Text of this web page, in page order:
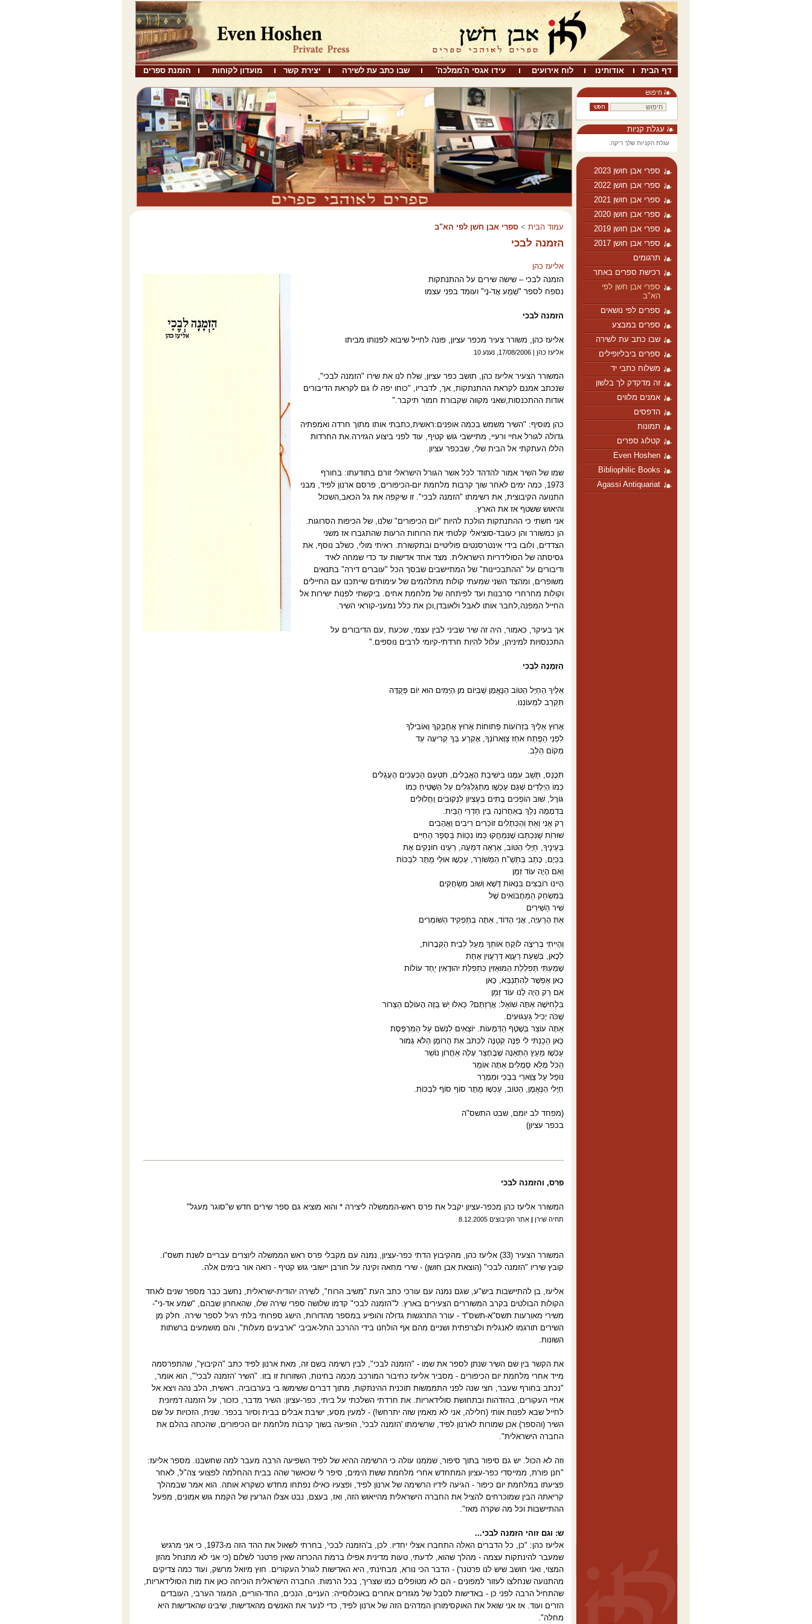
דף הבית אודותינו לוח אירועים עידו אגסי ה'ממלכה' שבו כתב עת לשירה יצירת קשר מועדון לקוחות הזמנת ספרים
עגלת קניות
עגלת הקניות שלך ריקה.
ספרי אבן חושן 2023
ספרי אבן חושן 2022
ספרי אבן חושן 2021
ספרי אבן חושן 2020
ספרי אבן חושן 2019
ספרי אבן חושן 2017
תרגומים
רכישת ספרים באתר
ספרי אבן חֹשן לפי
הא"ב
ספרים לפי נושאים
ספרים במבצע
שבו כתב עת לשירה
ספרים ביבליופילים
משלוח כתבי יד
זה מדקדק לך בלשון
אמנים מלווים
הדפסים
תמונות
קטלוג ספרים
Even Hoshen
Bibliophilic Books
Agassi Antiquariat
עמוד הבית > ספרי אבן חֹשן לפי הא"ב
הזמנה לבכי
אליעז כהן
הזמנה לבכי – שישה שירים על ההתנתקות
נספח לספר "שְׁמַע אֲדֹ-נָי" ועומד בפני עצמו
הזמנה לבכי
אליעז כהן, משורר צעיר מכפר עציון, פונה לחייל שיבוא לפנותו מביתו
אליעז כהן | 17/08/2006 , נענע 10
המשורר הצעיר אליעז כהן, תושב כפר עציון, שלח לנו את שירו "הזמנה לבכי",
שנכתב אמנם לקראת ההתנתקות, אך, לדבריו, "כוחו יפה לו גם לקראת הדיבורים
אודות ההתכנסות,שאני מקווה שקבורת חמור תיקבר".
כהן מוסיף: "השיר משמש בכמה אופנים:ראשית,כתבתי אותו מתוך חרדה ואמפתיה
גדולה לגורל אחיי ורעיי, מתיישבי גוש קטיף, עוד לפני ביצוע הגזירה.את החרדות
הללו העתקתי אל הבית שלי, שבכפר עציון.
שמו של השיר אמור להדהד לכל אשר הגורל הישראלי זורם בתודעתו: בחורף
1973, כמה ימים לאחר שוך קרבות מלחמת יום-הכיפורים, פרסם ארנון לפיד, מבני
התנועה הקיבוצית, את רשימתו "הזמנה לבכי". זו שיקפה את גל הכאב,השכול
והיאוש ששטף אז את הארץ.
אני חשתי כי ההתנתקות הולכת להיות "יום הכיפורים" שלנו, של הכיפות הסרוגות.
הן כמשורר והן כעובד-סוציאלי קלטתי את הרוחות הרעות שהתגברו אז משני
הצדדים, ולובו בידי אינטרסנטים פוליטיים ובתקשורת. ראיתי מולי, כשלב נוסף, את
גסיסתה של הסולידריות הישראלית. מצד אחד אדישות עד כדי שמחה לאיד
ודיבורים על "ההתבכיינות" של המתיישבים שבסך הכל "עוברים דירה" בתנאים
משופרים, ומהצד השני שמעתי קולות מתלהמים של עימותים שייתכנו עם החיילים
וקולות מחרחרי סרבנות ועד לפיתחה של מלחמת אחים. ביקשתי לפנות ישירות אל
החייל המפנה,לחבר אותו לאבל ולאובדן,וכן את כלל נמעני-קוראי השיר.
אך בעיקר, כאמור, היה זה שיר שביני לבין עצמי, שכעת ,עם הדיבורים על
התכנסויות למיניהן, עלול להיות חרדתי-קיומי לרבים נוספים".
הַזְמָנָה לְבֶכִי
אֵלֶיךָ הַחַיָּל הַטּוֹב הַנֶּאֱמָן שֶׁבְּיוֹם מִן הַיָּמִים הוּא יוֹם פְּקֻדָּה
תִּקְרַב לִמְעוֹנֵנוּ.
אָרוּץ אֵלֶיךָ בִּזְרוֹעוֹת פְּתוּחוֹת אָרוּץ אֲחַבֶּקְךָ וְאוֹבִילְךָ
לִפְנֵי הַפֶּתַח אֹחַז צַוְּארוֹנְךָ, אֶקְרַע בְּךָ קְרִיעָה עַד
מְקוֹם הַלֵּב.
תִּכָּנֵס, תֵּשֵׁב עִמָּנוּ בִּישִׁיבַת הָאֲבֵלִים, תִּטְעַם הַכְּעָכִים הָעֲגֻלִּים
כְּמוֹ הַיְלָדִים שֶׁגַּם עַכְשָׁו מִתְגַּלְגְּלִים עַל הַשָּׁטִיחַ כְּמוֹ
גּוֹרָל, שׁוּב הוֹפְכִים בָּתִּים בְּעֶצְיוֹן לִנְקוּבִים וַחֲלוּלִים
בִּדְמָמָה נֵלֵךְ בָּאַחֲרוֹנָה בֵּין חַדְרֵי הַבַּיִת.
רַק אֲנִי וְאַתְּ וְהַכְּתָלִים זוֹכְרִים רִיבִים וַאֲהָבִים
שׁוּרוֹת שֶׁנִּכְתְּבוּ שֶׁנִּמְחֲקוּ כְּמוֹ נִכְווֹת בְּסֵפֶר הַחַיִּים
בְּעֵינֶיךָ, חַיָּלִי הַטּוֹב, אֶרְאֶה דִּמְעָה, רֵעֵינוּ חוֹנְקִים אֶת
בִּכְיָם, כָּתַב בְּתַשַׁ"ח הַמְשׁוֹרֵר, עַכְשָׁו אוּלַי מֻתָּר לִבְכּוֹת
וְאִם הָיָה עוֹד זְמַן
הָיִינוּ רוֹבְצִים בִּנְאוֹת דֶּשֶׁא וְשׁוּב מְשַׂחֲקִים
בְּמִשְׂחַק הַמַּחֲבוֹאִים שֶׁל
שִׁיר הַשִּׁירִים
אַתְּ הָרַעְיָה, אֲנִי הַדּוֹד, אַתָּה בְּתַפְקִיד הַשּׁוֹמְרִים
וְהָיִיתִי בְּרִיצָה לוֹקֵחַ אוֹתְךָ מֵעַל לְבֵית הַקְּבָרוֹת,
לְכָאן, בִּשְׁעַת רַעֲוָא דְּרַעֲוִין אַחַת
שָׁמַעְתִּי תְּפִלְלַת הַמּוּאַזִּין כִּתְפִלַּת יִהוּדָאִין יַחַד עוֹלוֹת
כָּאן אֶפְשָׁר לְהִתְנַבֵּא, כָּאן
אִם רַק הָיָה לָנוּ עוֹד זְמַן
בִּלְחִישָׁה אַתָּה שׁוֹאֵל: אֲרַזְתֶּם? כְּאִלּוּ יֵשׁ בְּזֶה הָעוֹלָם הַצְּרוֹר
שֶׁכֹּה יָכִיל גַּעְגּוּעִים.
אַתָּה עוֹצֵר בְּשֶׁטֶף הַדְּמָעוֹת. יוֹצְאִים לִנְשֹׁם עַל הַמִּרְפֶּסֶת
כָּאן הֵכַנְתִּי לִי פִּנָּה קְטַנָּה לִכְתֹּב אֶת הָרוֹמָן הַלֹּא גָּמוּר
עַכְשָׁו מֵעֵץ הַתְּאֵנָה שֶׁבֶּחָצֵר עָלֶה אַחֲרוֹן נוֹשֵׁר
הַכֹּל מָלֵא סְמָלִים אַתָּה אוֹמֵר
נוֹפֵל עַל צַוָּארִי בִּבְכִי וּמְמָרֵר
חַיָּלִי הַנֶּאֱמָן, הַטּוֹב, עַכְשָׁו מֻתָּר סוֹף סוֹף לִבְכּוֹת.
)מפחד לב יומם, שבט התשס"ה
בכפר עציון(
פרס, והזמנה לבכי
המשורר אליעז כהן מכפר-עציון יקבל את פרס ראש-הממשלה ליצירה * והוא מוציא גם ספר שירים חדש ש"סוגר מעגל"
תחיה שירן אתר הקיבוצים 8.12.2005
המשורר הצעיר (33)
אליעז כהן, מהקיבוץ הדתי כפר-עציון, נמנה עם מקבלי פרס ראש הממשלה ליוצרים עבריים לשנת תשס"ו.
קובץ שיריו "הזמנה לבכי" (הוצאת אבן חושן) - שירי מחאה וקינה על חורבן יישובי גוש קטיף - רואה אור בימים אלה.
אליעז, בן להתיישבות ביש"ע, שגם נמנה עם עורכי כתב העת "משיב הרוח", לשירה יהודית-ישראלית, נחשב כבר מספר שנים לאחד
הקולות הבולטים בקרב המשוררים הצעירים בארץ. ל"הזמנה לבכי" קדמו שלושה ספרי שירה שלו, שהאחרון שבהם, "שמע אד-ני"-
משירי מאורעות תשס"א-תשס"ד - עורר התרגשות גדולה והופיע במספר מהדורות, הישג ספרותי בלתי רגיל לספר שירה. חלק מן
השירים תורגמו לאנגלית ולצרפתית ושניים מהם אף הולחנו בידי ההרכב התל-אביבי "ארבעים מעלות", והם מושמעים ברשתות
השונות.
את הקשר בין שם השיר שנתן לספר את שמו - "הזמנה לבכי", לבין רשימה בשם זה, מאת ארנון לפיד כתב "הקיבוץ", שהתפרסמה
מייד אחרי מלחמת יום הכיפורים - מסביר אליעז כחיבור המורכב מכמה בחינות, השזורות זו בזו. "השיר 'הזמנה לבכי'", הוא אומר,
"נכתב בחורף שעבר, חצי שנה לפני התממשות תוכנית ההינתקות, מתוך דברים ששימשו בי בערבוביה. ראשית, הלב נהה ויצא אל
אחיי העקורים, בהזדהות ובתחושת סולידאריות. את חרדתי השלכתי על ביתי, כפר-עציון: השיר מדבר, כזכור, על הזמנה דמיונית
לחייל שבא לפנות אותי (חלילה, אני לא מאמין שזה יתרחש!) - למעין מסע, ישיבת אבלים בבית וסיור בכפר. שנית, הזכויות על שם
השיר (והספר) אכן שמורות לארנון לפיד, שרשימתו 'הזמנה לבכי', הופיעה בשוך קרבות מלחמת יום הכיפורים, שהכתה בהלם את
החברה הישראלית".
וזה לא הכול. יש גם סיפור בתוך סיפור, שממנו עולה כי הרשימה ההיא של לפיד השפיעה הרבה מעבר למה שחשבנו. מספר אליעז:
"חנן פורת, ממייסדי כפר-עציון המתחדש אחרי מלחמת ששת הימים, סיפר לי שכאשר שהה בבית ההחלמה לפצועי צה"ל, לאחר
פציעתו במלחמת יום כיפור - הגיעה לידיו הרשימה של ארנון לפיד, ופצעיו כאילו נפתחו מחדש כשקרא אותה. הוא אמר שבמהלך
קריאתה הבין שמוכרחים להציל את החברה הישראלית מהייאוש הזה, ואז, בעצם, נבט אצלו הגרעין של הקמת גוש אמונים, מפעל
ההתיישבות וכל מה שקרה מאז".
ש: וגם זוהי הזמנה לבכי...
אליעז כהן: "כן, כל הדברים האלה התחברו אצלי יחדיו. לכן, ב'הזמנה לבכי', בחרתי לשאול את ההד הזה מ-1973, כי אני מרגיש
שמעבר להינתקות עצמה - מהלך שהוא, לדעתי, טעות מדינית אפילו ברמת ההכרזה שאין פרטנר לשלום (כי אני לא מתנחל מהזן
המצוי, ואני חושב שיש לנו פרטנר) - הדבר הכי נורא, מבחינתי, היא האדישות לגורל העקורים. חוץ מיואל מרשק, ועוד כמה צדיקים
מהתנועה שנחלצו לעזור למפונים - הם לא מטופלים כמו שצריך, בכל הרמות. החברה הישראלית הוכיחה כאן את מות הסולידאריות,
שהתחיל הרבה לפני כן - באדישות לסבל של מגזרים אחרים באוכלוסייה: העניים, הנכים, החד-הוריים, המגזר הערבי, העובדים
הזרים ועוד. אז אני שואל את האוקסימורון המדהים הזה של ארנון לפיד, כדי לנער את האנשים מהאדישות, שיבינו שהאדישות היא
מחלה".